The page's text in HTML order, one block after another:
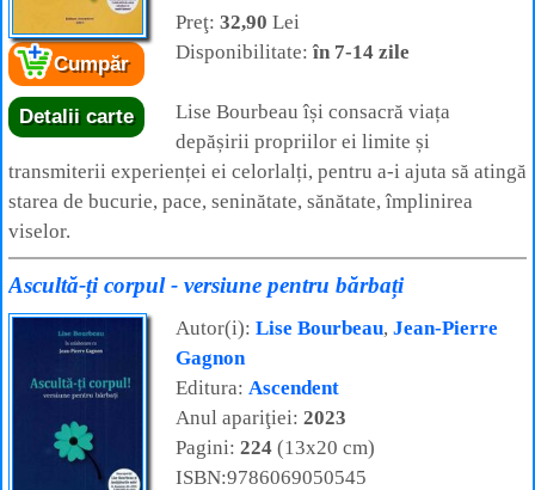
Cumpăr
Detalii carte
Preţ: 32,90 Lei
Disponibilitate:în 7-14 zile
Lise Bourbeau își consacră viața
depășirii propriilor ei limite și
transmiterii experienței ei celorlalți, pentru a-i ajuta să atingă
starea de bucurie, pace, seninătate, sănătate, împlinirea
viselor.
Ascultă-ți corpul - versiune pentru bărbați
Autor(i): Lise Bourbeau, Jean-Pierre
Gagnon
Editura: Ascendent
Anul apariţiei: 2023
Pagini: 224 (13x20 cm)
ISBN:9786069050545